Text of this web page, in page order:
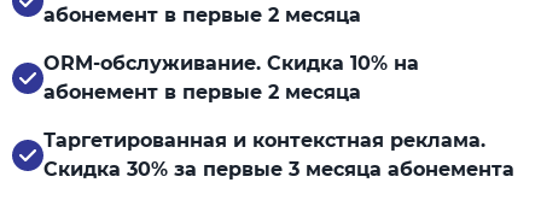
абонемент в первые 2 месяца
ORM-обслуживание. Скидка 10% на
абонемент в первые 2 месяца
Таргетированная и контекстная реклама.
Скидка 30% за первые 3 месяца абонемента